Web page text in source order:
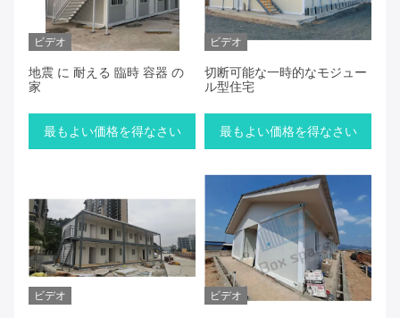
ビデオ
地震 に 耐える 臨時 容器 の
家
最もよい価格を得なさい
ビデオ
切断可能な一時的なモジュー
ル型住宅
最もよい価格を得なさい
ビデオ ビデオ